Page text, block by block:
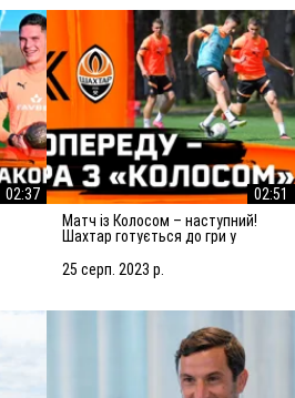
02:37
02:51
Матч із Колосом – наступний!
Шахтар готується до гри у
25 серп. 2023 р.